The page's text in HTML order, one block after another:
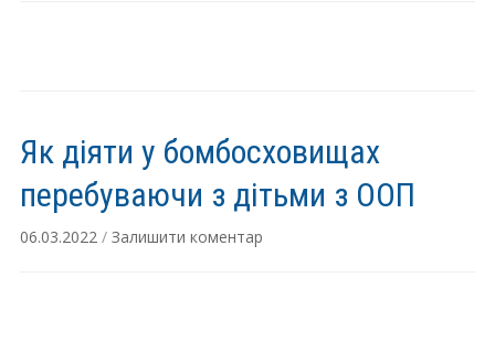
Як діяти у бомбосховищах
перебуваючи з дітьми з ООП
06.03.2022 / Залишити коментар